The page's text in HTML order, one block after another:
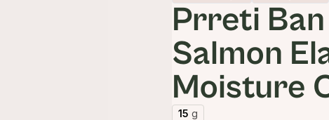
Prreti Ban
Salmon
Moisture
15 g